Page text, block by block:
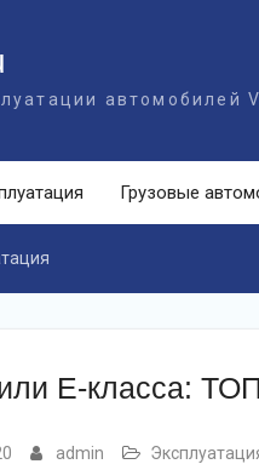
автомобилей
Грузовые
E-класса:
admin